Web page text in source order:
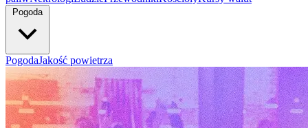
Pogoda
PogodaJakość powietrza